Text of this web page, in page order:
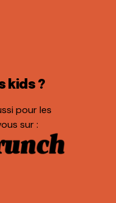
kids ?
pour les
sur :